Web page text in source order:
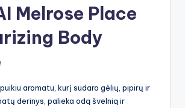
Melrose Place
Body
aromatu, kurį sudaro gėlių, pipirų ir
derinys, palieka odą švelnią ir